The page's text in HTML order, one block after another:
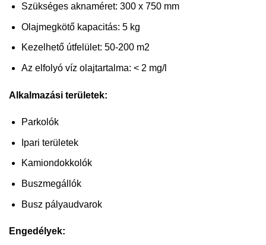
Szükséges aknaméret: 300 x 750 mm
Olajmegkötő kapacitás: 5 kg
Kezelhető útfelület: 50-200 m2
Az elfolyó víz olajtartalma: < 2 mg/l
Alkalmazási területek:
Parkolók
Ipari területek
Kamiondokkolók
Buszmegállók
Busz pályaudvarok
Engedélyek: